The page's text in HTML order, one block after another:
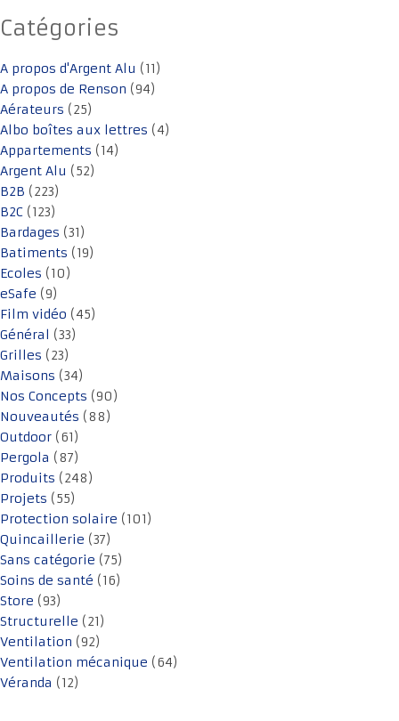
Catégories
A propos d'Argent Alu (11)
A propos de Renson (94)
Aérateurs (25)
Albo boîtes aux lettres (4)
Appartements (14)
Argent Alu (52)
B2B (223)
B2C (123)
Bardages (31)
Batiments (19)
Ecoles (10)
eSafe (9)
Film vidéo (45)
Général (33)
Grilles (23)
Maisons (34)
Nos Concepts (90)
Nouveautés (88)
Outdoor (61)
Pergola (87)
Produits (248)
Projets (55)
Protection solaire (101)
Quincaillerie (37)
Sans catégorie (75)
Soins de santé (16)
Store (93)
Structurelle (21)
Ventilation (92)
Ventilation mécanique (64)
Véranda (12)